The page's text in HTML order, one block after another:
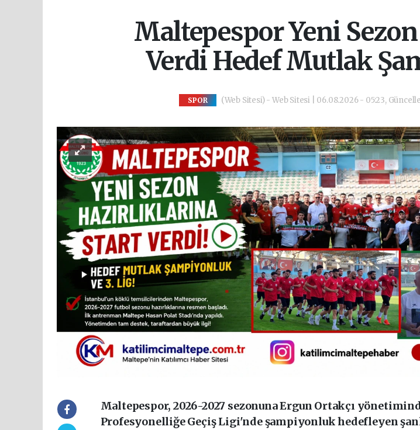
Maltepespor Yeni
Verdi Hedef Mutlak
SPOR (Web Sitesi) - Web Sitesi | 06.08.2026 - 05:23,
Maltepespor, 2026-2027 sezonuna Ergun Ortakçı
Profesyonelliğe Geçiş Ligi'nde şampiyonluk hedefleyen